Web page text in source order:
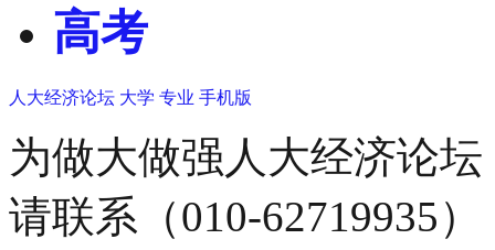
高考
人大经济论坛 大学 专业 手机版
为做大做强人大经济论
请联系（010-62719935）